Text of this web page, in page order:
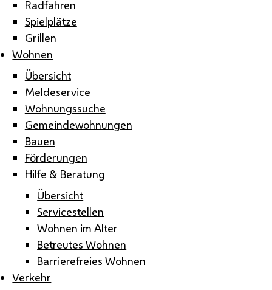
Radfahren
Spielplätze
Grillen
Wohnen
Übersicht
Meldeservice
Wohnungssuche
Gemeindewohnungen
Bauen
Förderungen
Hilfe & Beratung
Übersicht
Servicestellen
Wohnen im Alter
Betreutes Wohnen
Barrierefreies Wohnen
Verkehr